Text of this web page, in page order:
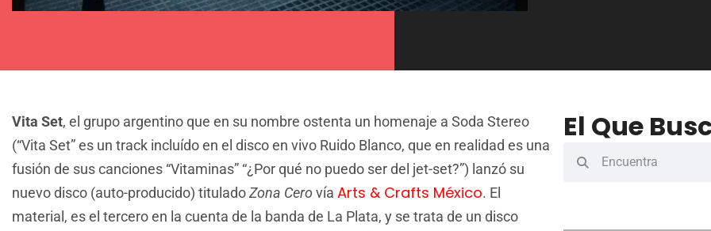
Vita Set, el grupo argentino que en su nombre ostenta un homenaje a Soda Stereo
(“Vita Set” es un track incluído en el disco en vivo Ruido Blanco, que en realidad es una
fusión de sus canciones “Vitaminas” “¿Por qué no puedo ser del jet-set?”) lanzó su
nuevo disco (auto-producido) tituladoZona Cero vía Arts & Crafts México. El
material, es el tercero en la cuenta de la banda de La Plata, y se trata de un disco
El Que